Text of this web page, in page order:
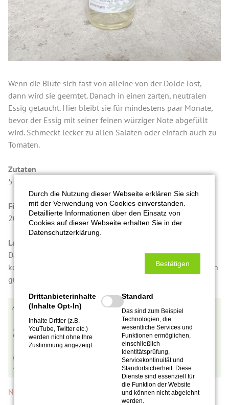
Wenn die Blüte sich fast von alleine von der Dolde löst,
dann wird sie geerntet. Danach in einen zarten, neutralen
Essig getaucht. Hier bleibt sie für mindestens paar Monate,
bevor der Essig mit seiner feinen würziger Note abgefüllt
wird. Schmeckt lecker zu allen Salaten oder einfach auch zu
Tomaten.
Zutaten
5 % Goldruteblüten, Tafelessig mit 5 % Säure, Zucker.
Füllmenge in Gramm
200 g
Lagerung/Qualitätshinweis
Da es ein Naturprodukt ist, kann es zu Ablagerungen
kommen, oder es kann sich eine Essigmutter bilden, was ein
gutes Zeichen ist.
E0028
8,90€
inkl. MwSt.,
4,45
Nicht mehr auf Lager.
Durch die Nutzung dieser Webseite erklären Sie sich
mit der Verwendung von Cookies einverstanden.
Detaillierte Informationen über den Einsatz von
Cookies auf dieser Webseite erhalten Sie in der
Datenschutzerklärung.
Bestätigen
Drittanbieterinhalte
(Inhalte Opt-In)
Inhalte Dritter (z.B.
YouTube, Twitter etc.)
werden nicht ohne Ihre
Zustimmung angezeigt.
Standard
Das sind zum Beispiel
Technologien, die
wesentliche Services und
Funktionen ermöglichen,
einschließlich
Identitätsprüfung,
Servicekontinuität und
Standortsicherheit. Diese
Dienste sind essenziell für
die Funktion der Website
und können nicht abgelehnt
werden.